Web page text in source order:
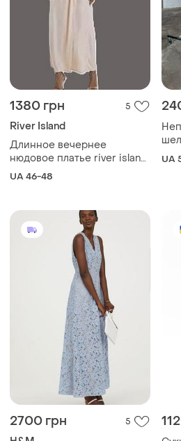
1380 грн 5
River Island
Длинное вечернее
нюдовое платье river island
на запах, праздничное,
UA 46-48
UA
2700 грн 5